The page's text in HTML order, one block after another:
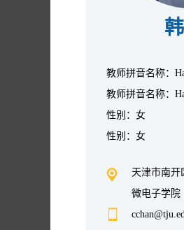
教师拼音名称：
教师拼音名称：
性别：女
性别：女
天津市南开
微电子学院